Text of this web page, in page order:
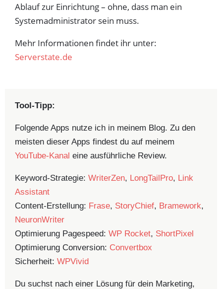
Ablauf zur Einrichtung – ohne, dass man ein
Systemadministrator sein muss.
Mehr Informationen findet ihr unter:
Serverstate.de
Tool-Tipp:
Folgende Apps nutze ich in meinem Blog. Zu den
meisten dieser Apps findest du auf meinem
YouTube-Kanal eine ausführliche Review.
Keyword-Strategie: WriterZen, LongTailPro, Link
Assistant
Content-Erstellung: Frase, StoryChief, Bramework,
NeuronWriter
Optimierung Pagespeed: WP Rocket, ShortPixel
Optimierung Conversion: Convertbox
Sicherheit: WPVivid
Du suchst nach einer Lösung für dein Marketing,